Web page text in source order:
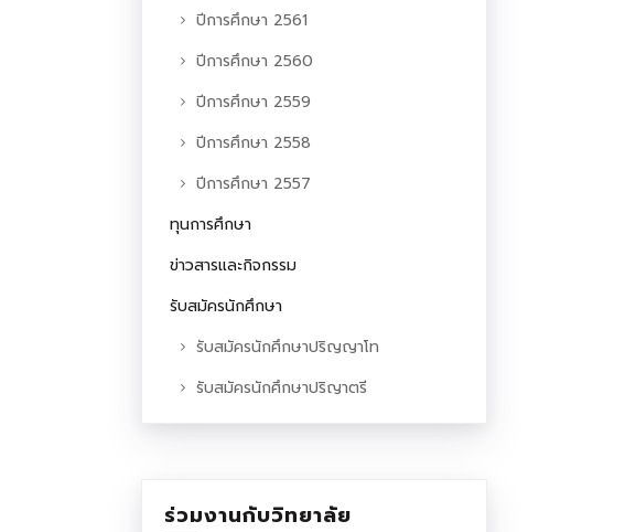
ปีการศึกษา 2561
ปีการศึกษา 2560
ปีการศึกษา 2559
ปีการศึกษา 2558
ปีการศึกษา 2557
ทุนการศึกษา
ข่าวสารและกิจกรรม
รับสมัครนักศึกษา
รับสมัครนักศึกษาปริญญาโท
รับสมัครนักศึกษาปริญาตรี
ร่วมงานกับวิทยาลัย